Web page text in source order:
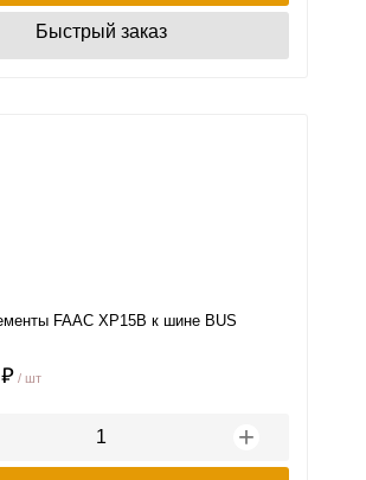
Быстрый заказ
FAAC XP15B к шине BUS
/ шт
+